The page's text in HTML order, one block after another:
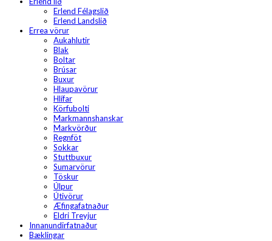
Erlend Félagslið
Erlend Landslið
Errea vörur
Aukahlutir
Blak
Boltar
Brúsar
Buxur
Hlaupavörur
Hlífar
Körfubolti
Markmannshanskar
Markvörður
Regnföt
Sokkar
Stuttbuxur
Sumarvörur
Töskur
Úlpur
Útivörur
Æfingafatnaður
Eldri Treyjur
Innanundirfatnaður
Bæklingar